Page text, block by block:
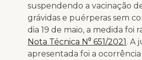
suspendendo a vacinação
grávidas e puérperas sem
dia 19 de maio, a medida foi
Nota Técnica N⁰ 651/2021. A
apresentada foi a